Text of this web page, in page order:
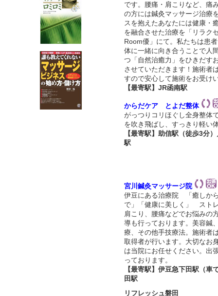
です。腰痛・肩こりなど、痛
の方には鍼灸マッサージ治療
スを抱えたあなたには健康・
を融合させた治療を「リラク
Room優」にて。私たちは患
体に一緒に向き合うことで人
つ「自然治癒力」をひきだす
させていただきます！施術者
すので安心して施術をお受け
【最寄駅】JR函南駅
からだケア とよだ整体
がっつりコリほぐし全身整体
を吹き飛ばし、すっきり軽い
【最寄駅】助信駅（徒歩3分
駅
宮川鍼灸マッサージ院
伊豆にある治療院 「癒しか
で」「健康に美しく」 スト
肩こり、腰痛などでお悩み
導も行っております。美容鍼
療、その他手技療法。施術者
取得者が行います。大切なお
は当院にお任せください。出
っております。
【最寄駅】伊豆急下田駅（車
田駅
リフレッシュ磐田